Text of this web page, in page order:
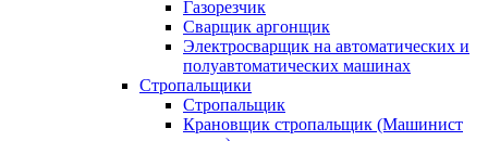
Газорезчик
Сварщик аргонщик
Электросварщик на автоматических и
полуавтоматических машинах
Стропальщики
Стропальщик
Крановщик стропальщик (Машинист